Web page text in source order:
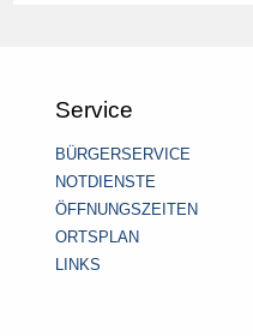
Service
BÜRGERSERVICE
NOTDIENSTE
ÖFFNUNGSZEITEN
ORTSPLAN
LINKS